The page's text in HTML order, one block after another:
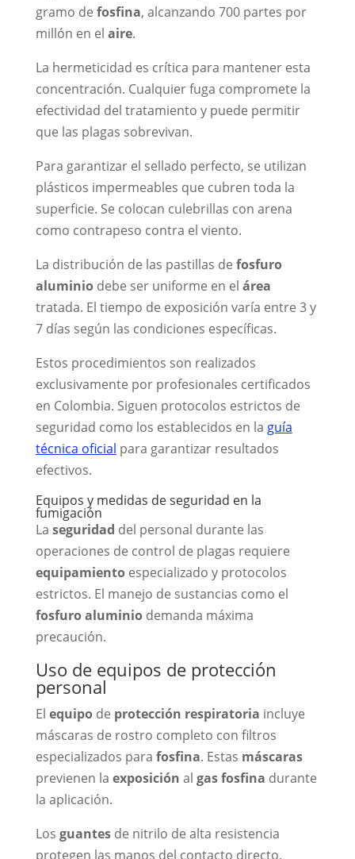
gramo de fosfina, alcanzando 700 partes por
millón en el aire.
La hermeticidad es crítica para mantener esta
concentración. Cualquier fuga compromete la
efectividad del tratamiento y puede permitir
que las plagas sobrevivan.
Para garantizar el sellado perfecto, se utilizan
plásticos impermeables que cubren toda la
superficie. Se colocan culebrillas con arena
como contrapeso contra el viento.
La distribución de las pastillas de fosfuro
aluminiodebe ser uniforme en el área
tratada. El tiempo de exposición varía entre 3 y
7 días según las condiciones específicas.
Estos procedimientos son realizados
exclusivamente por profesionales certificados
en Colombia. Siguen protocolos estrictos de
seguridad como los establecidos en la guía
técnica oficial para garantizar resultados
efectivos.
Equipos y medidas de seguridad en la
fumigación
La seguridad del personal durante las
operaciones de control de plagas requiere
equipamientoespecializado y protocolos
estrictos. El manejo de sustancias como el
fosfuro aluminiodemanda máxima
precaución.
Uso de equipos de protección
personal
El equipode protección respiratoria incluye
máscaras de rostro completo con filtros
especializados para fosfina. Estas máscaras
previenen la exposición al gas fosfina durante
la aplicación.
Los guantesde nitrilo de alta resistencia
protegen las manos del contacto directo.